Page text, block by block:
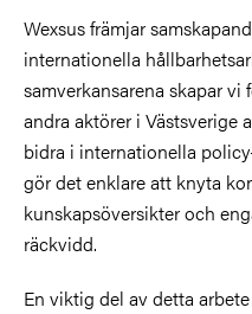
Wexsus främjar
internationella
samverkansarena skapar
andra aktörer i Västsverige
bidra i internationella
gör det enklare att knyta
kunskapsöversikter och
räckvidd.
En viktig del av detta